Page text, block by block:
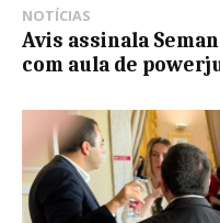
NOTÍCIAS
Avis assinala
com aula de